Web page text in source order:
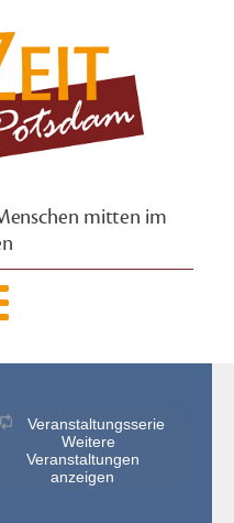
mitten im
Veranstaltungsserie
Weitere
Veranstaltungen
anzeigen